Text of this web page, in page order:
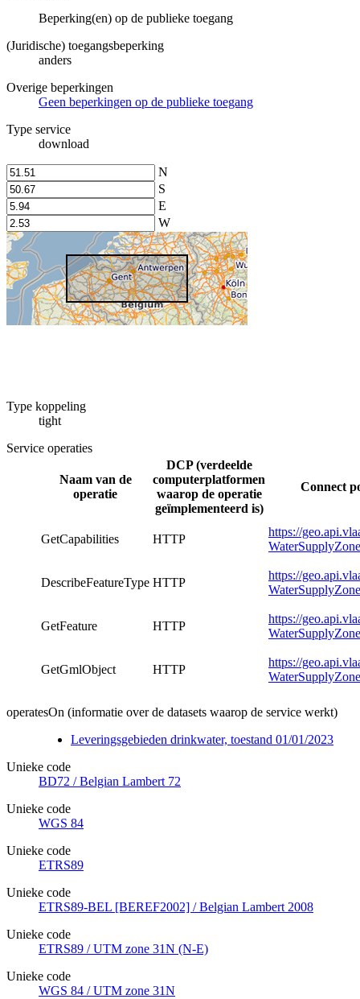
Beperking(en) op de publieke toegang
(Juridische) toegangsbeperking
anders
Overige beperkingen
Geen beperkingen op de publieke toegang
Type service
download
N
S
E
W
Type koppeling
tight
Service operaties
Naam van de
operatie
DCP (verdeelde
computerplatformen
waarop de operatie
geïmplementeerd is)
Connect
GetCapabilities HTTP
https://
DescribeFeatureType HTTP
https://
GetFeature HTTP
https://
GetGmlObject HTTP
https://
operatesOn (informatie over de datasets waarop de service werkt)
Leveringsgebieden drinkwater, toestand 01/01/2023
Unieke code
BD72 / Belgian Lambert 72
Unieke code
WGS 84
Unieke code
ETRS89
Unieke code
ETRS89-BEL [BEREF2002] / Belgian Lambert 2008
Unieke code
ETRS89 / UTM zone 31N (N-E)
Unieke code
WGS 84 / UTM zone 31N